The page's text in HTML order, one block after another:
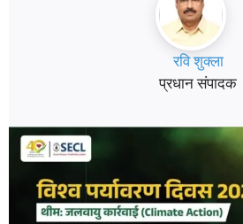
रवि शुक्ला
प्रधान संपादक